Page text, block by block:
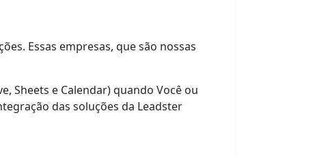
Essas empresas, que são nossas
Sheets e Calendar) quando Você ou
das soluções da Leadster